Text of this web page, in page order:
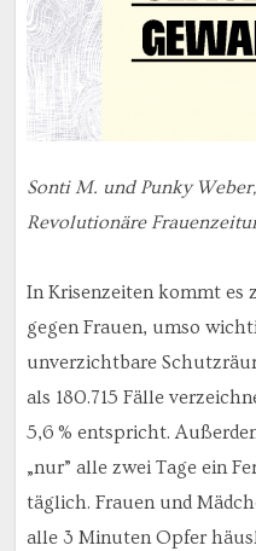
Sonti M. und Punky
Revolutionäre
In Krisenzeiten kommt es
gegen Frauen, umso
unverzichtbare
als 180.715 Fälle
5,6 % entspricht.
„nur” alle zwei Tage ein
täglich. Frauen und
alle 3 Minuten Opfer